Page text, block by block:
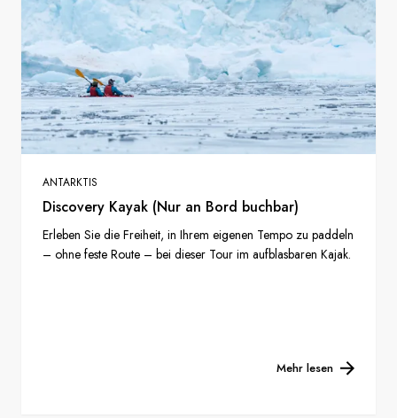
ANTARKTIS
Discovery Kayak (Nur an Bord buchbar)
Erleben Sie die Freiheit, in Ihrem eigenen Tempo zu paddeln
– ohne feste Route – bei dieser Tour im aufblasbaren Kajak.
Mehr lesen